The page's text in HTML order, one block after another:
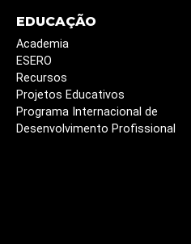
EDUCAÇÃO
Academia
ESERO
Recursos
Projetos Educativos
Programa Internacional de
Desenvolvimento Profissional